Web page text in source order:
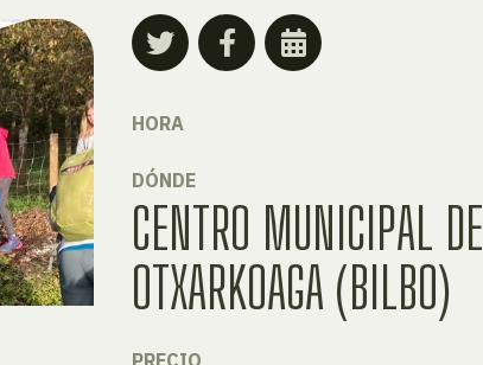
HORA
DÓNDE
CENTRO MUNICIPAL DE
OTXARKOAGA (BILBO)